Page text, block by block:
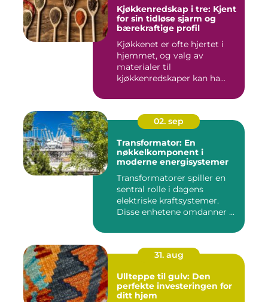
Kjøkkenredskap i tre: Kjent
for sin tidløse sjarm og
bærekraftige profil
Kjøkkenet er ofte hjertet i
hjemmet, og valg av
materialer til
kjøkkenredskaper kan ha...
02. sep
Transformator: En
nøkkelkomponent i
moderne energisystemer
Transformatorer spiller en
sentral rolle i dagens
elektriske kraftsystemer.
Disse enhetene omdanner ...
31. aug
Ullteppe til gulv: Den
perfekte investeringen for
ditt hjem